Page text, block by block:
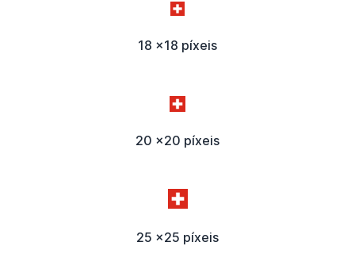
18 x18 píxeis
20 x20 píxeis
25 x25 píxeis